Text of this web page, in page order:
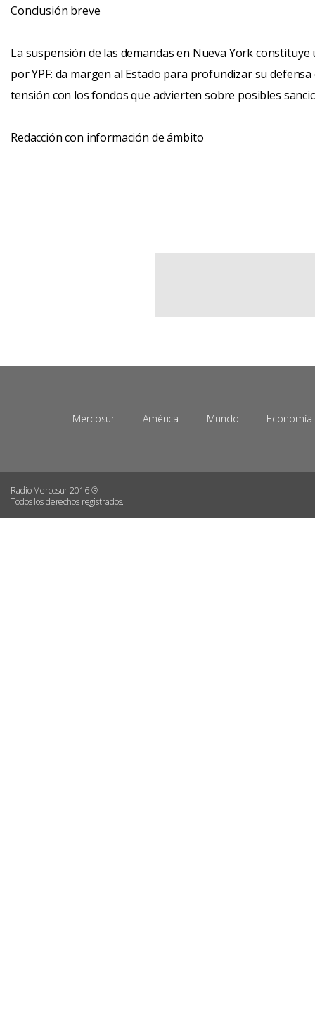
Conclusión breve
La suspensión de las demandas en Nueva York
por YPF: da margen al Estado para profundizar su
tensión con los fondos que advierten sobre posibles
Redacción con información de ámbito
Mercosur América Mundo Economía
Radio Mercosur 2016 ®
Todos los derechos registrados.